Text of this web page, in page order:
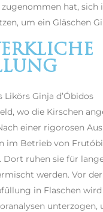
hat, sich
um ein Gläschen
Likörs Ginja d’Óbidos
wo die Kirschen
einer rigorosen
im Betrieb von
ruhen sie für
werden. Vor
in Flaschen
unterzogen,